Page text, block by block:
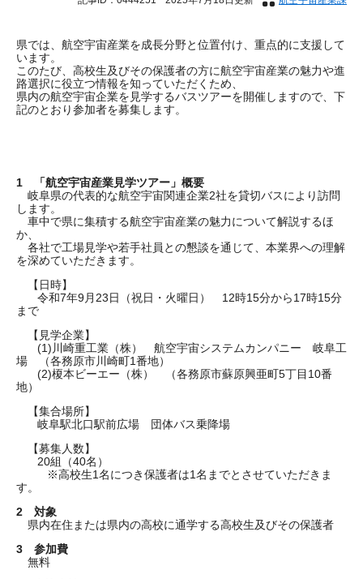
県では、航空宇宙産業を成長分野と位置付け、重点的に支援して
います。
このたび、高校生及びその保護者の方に航空宇宙産業の魅力や進
路選択に役立つ情報を知っていただくため、
県内の航空宇宙企業を見学するバスツアーを開催しますので、下
記のとおり参加者を募集します。
1 「航空宇宙産業見学ツアー」概要
岐阜県の代表的な航空宇宙関連企業2社を貸切バスにより訪問
します。
車中で県に集積する航空宇宙産業の魅力について解説するほ
か、
各社で工場見学や若手社員との懇談を通じて、本業界への理解
を深めていただきます。
【日時】
令和7年9月23日（祝日・火曜日） 12時15分から17時15分
まで
【見学企業】
(1)川崎重工業（株） 航空宇宙システムカンパニー 岐阜工
場 （各務原市川崎町1番地）
(2)榎本ビーエー（株） （各務原市蘇原興亜町5丁目10番
地）
【集合場所】
岐阜駅北口駅前広場 団体バス乗降場
【募集人数】
20組（40名）
※高校生1名につき保護者は1名までとさせていただきま
す。
2 対象
県内在住または県内の高校に通学する高校生及びその保護者
3 参加費
無料